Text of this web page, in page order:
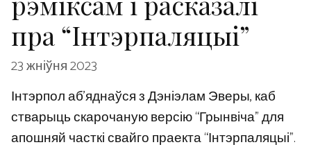
пра “Інтэрпаляцыі”
23 жніўня 2023
Інтэрпол аб’яднаўся з Дэніэлам Эверы, каб
стварыць скарочаную версію “Грынвіча” для
апошняй часткі свайго праекта “Інтэрпаляцыі”.